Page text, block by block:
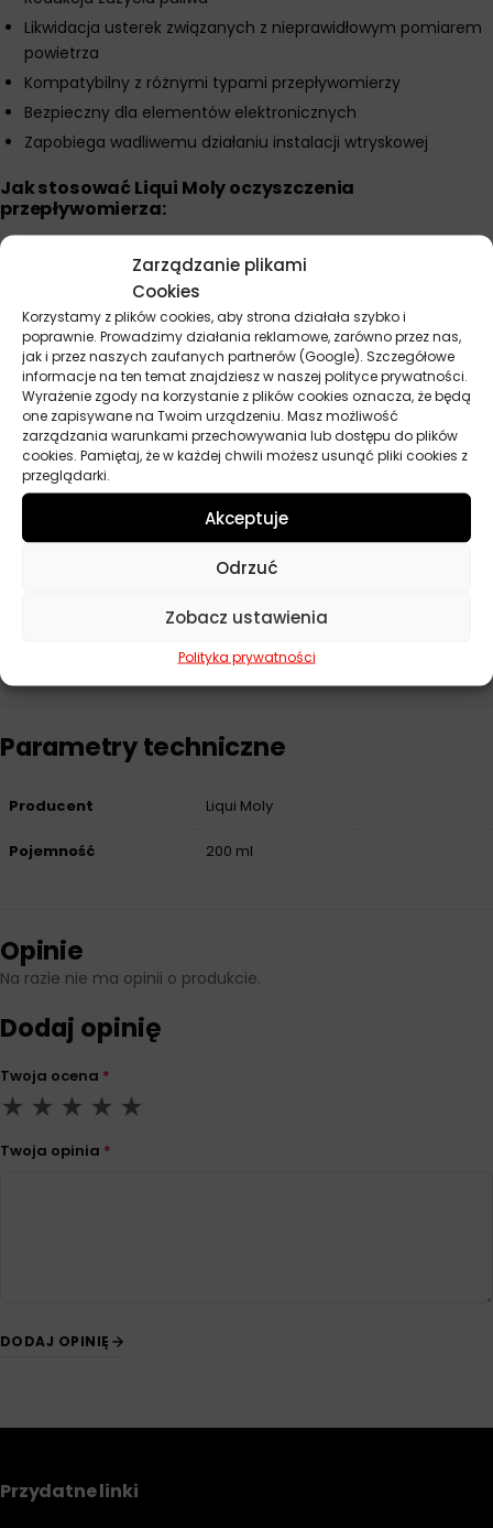
Zarządzanie plikami
Cookies
Korzystamy z plików cookies, aby strona działała szybko i
poprawnie. Prowadzimy działania reklamowe, zarówno przez nas,
jak i przez naszych zaufanych partnerów (Google). Szczegółowe
informacje na ten temat znajdziesz w naszej polityce prywatności.
Wyrażenie zgody na korzystanie z plików cookies oznacza, że będą
one zapisywane na Twoim urządzeniu. Masz możliwość
zarządzania warunkami przechowywania lub dostępu do plików
cookies. Pamiętaj, że w każdej chwili możesz usunąć pliki cookies z
przeglądarki.
Akceptuje
Odrzuć
Zobacz ustawienia
Polityka prywatności
Likwidacja usterek związanych z nieprawidłowym pomiarem
powietrza
Kompatybilny z różnymi typami przepływomierzy
Bezpieczny dla elementów elektronicznych
Zapobiega wadliwemu działaniu instalacji wtryskowej
Jak stosować Liqui Moly oczyszczenia
przepływomierza:
Odłącz przewód zasilający przepływomierz
Zdemontuj czujnik zgodnie z instrukcją producenta
Dokładnie rozpyl preparat na powierzchnię czujnika
Odczekaj 2-3 minuty
Delikatnie usuń zanieczyszczenia miękką, czystą szmatką
Pozostaw do całkowitego wyschnięcia
Zamontuj przepływomierz zgodnie z zaleceniami
producenta
Dodatkowe wskazówki Liqui Moly oczyszczenia
Przed użyciem zapoznaj się szczegółowo z dokumentacją
konkretnego modelu samochodu.
Parametry techniczne
Producent Liqui Moly
Pojemność 200 ml
Opinie
Na razie nie ma opinii o produkcie.
Dodaj opinię
Twoja ocena *
Twoja opinia *
DODAJ OPINIĘ
Przydatne linki